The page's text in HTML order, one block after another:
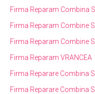
Firma Reparam Combina
Firma Reparam Combine
Firma Reparam Combine
Firma Reparam VRANCEA
Firma Reparare Combina
Firma Reparare Combina